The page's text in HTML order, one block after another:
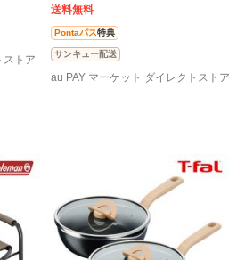
ストア
送料無料
Pontaパス特典
サンキュー配送
au PAY マーケット ダイレクトストア